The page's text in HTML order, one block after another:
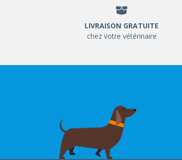
LIVRAISON GRATUITE
chez votre vétérinaire